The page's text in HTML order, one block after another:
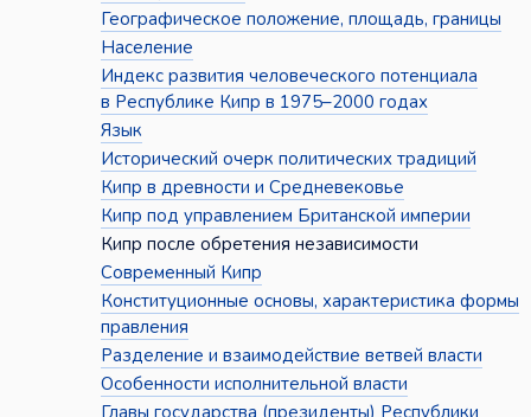
Географическое положение, площадь, границы
Население
Индекс развития человеческого потенциала
в Республике Кипр в 1975–2000 годах
Язык
Исторический очерк политических традиций
Кипр в древности и Средневековье
Кипр под управлением Британской империи
Кипр после обретения независимости
Современный Кипр
Конституционные основы, характеристика формы
правления
Разделение и взаимодействие ветвей власти
Особенности исполнительной власти